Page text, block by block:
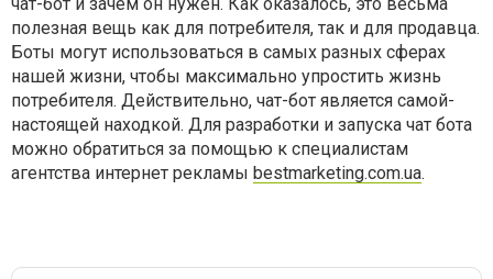
полезная вещь как для потребителя, так и для продавца.
Боты могут использоваться в самых разных сферах
нашей жизни, чтобы максимально упростить жизнь
потребителя. Действительно, чат-бот является самой-
настоящей находкой. Для разработки и запуска чат бота
можно обратиться за помощью к специалистам
агентства интернет рекламы bestmarketing.com.ua.